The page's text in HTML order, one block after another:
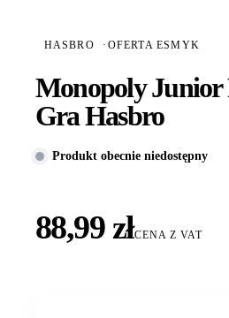
HASBRO · OFERTA ESMYK
Monopoly Junior
Gra Hasbro
Produkt obecnie niedostępny
88,99 złCENA Z VAT